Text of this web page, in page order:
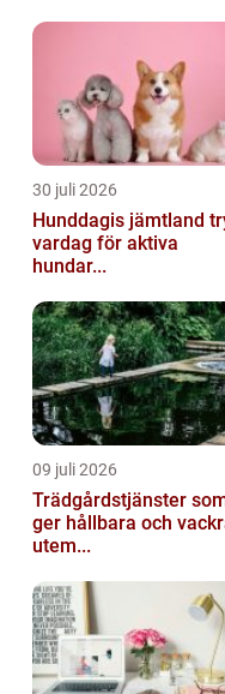
30 juli 2026
Hunddagis jämtland trygg
vardag för aktiva
hundar...
09 juli 2026
Trädgårdstjänster
ger hållbara och
utem...